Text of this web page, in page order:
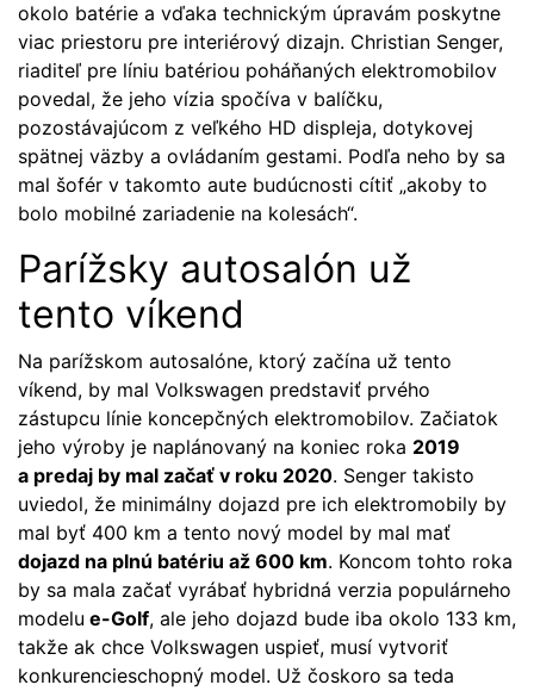
okolo batérie a vďaka technickým úpravám poskytne
viac priestoru pre interiérový dizajn. Christian Senger,
riaditeľ pre líniu batériou poháňaných elektromobilov
povedal, že jeho vízia spočíva v balíčku,
pozostávajúcom z veľkého HD displeja, dotykovej
spätnej väzby a ovládaním gestami. Podľa neho by sa
mal šofér v takomto aute budúcnosti cítiť „akoby to
bolo mobilné zariadenie na kolesách“.
Parížsky autosalón už
tento víkend
Na parížskom autosalóne, ktorý začína už tento
víkend, by mal Volkswagen predstaviť prvého
zástupcu línie koncepčných elektromobilov. Začiatok
jeho výroby je naplánovaný na koniec roka 2019
a predaj by mal začať v roku 2020. Senger takisto
uviedol, že minimálny dojazd pre ich elektromobily by
mal byť 400 km a tento nový model by mal mať
dojazd na plnú batériu až 600 km. Koncom tohto roka
by sa mala začať vyrábať hybridná verzia populárneho
modelu e-Golf, ale jeho dojazd bude iba okolo 133 km,
takže ak chce Volkswagen uspieť, musí vytvoriť
konkurencieschopný model. Už čoskoro sa teda